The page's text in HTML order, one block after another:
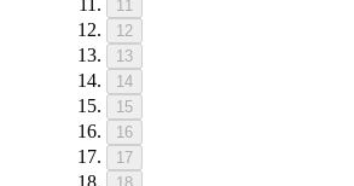
11
12
13
14
15
16
17